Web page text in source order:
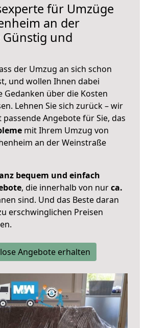
für Umzüge
an der
Günstig und
der Umzug an sich schon
und wollen Ihnen dabei
Gedanken über die Kosten
Lehnen Sie sich zurück – wir
Angebote für Sie, das
mit Ihrem Umzug von
an der Weinstraße
bequem und einfach
, die innerhalb von nurca.
sind. Und das Beste daran
erschwinglichen Preisen
Angebote erhalten